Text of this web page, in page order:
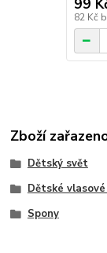
99
82 Kč
Zboží
Dětský svět
Dětské
Spony